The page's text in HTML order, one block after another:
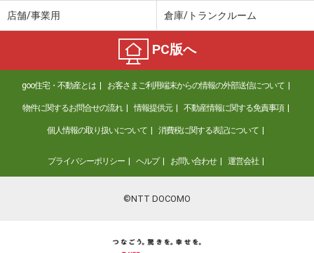
1,779万円
住 所
福岡県福岡市中央区小笹３
専有面積 56.22m²
間取り
2LDK
福岡県福岡市中央区大手門２
価 格
2,665万円
住 所
福岡県福岡市中央区大手門２
66m²
福岡県福岡市中央区大手門２
店舗/事業用 倉庫/トランクルーム
PC版へ
goo住宅・不動産とは お客さまご利用端末からの情報の外部送信について
物件に関するお問合せの流れ 情報提供元 不動産情報に関する免責事項
個人情報の取り扱いについて 消費税に関する表記について
プライバシーポリシー ヘルプ お問い合わせ 運営会社
©NTT DOCOMO